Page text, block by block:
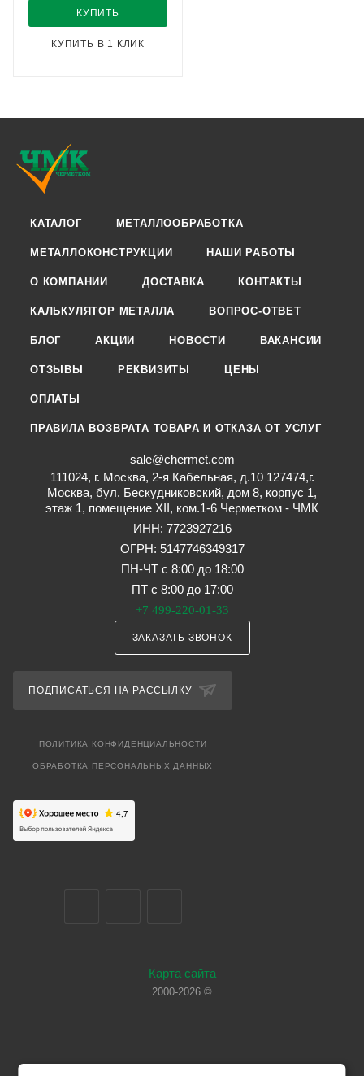
КУПИТЬ
КУПИТЬ В 1 КЛИК
КАТАЛОГ МЕТАЛЛООБРАБОТКА
МЕТАЛЛОКОНСТРУКЦИИ НАШИ РАБОТЫ
О КОМПАНИИ ДОСТАВКА КОНТАКТЫ
КАЛЬКУЛЯТОР МЕТАЛЛА ВОПРОС-ОТВЕТ
БЛОГ АКЦИИ НОВОСТИ ВАКАНСИИ
ОТЗЫВЫ РЕКВИЗИТЫ ЦЕНЫ
ОПЛАТЫ
ПРАВИЛА ВОЗВРАТА ТОВАРА И ОТКАЗА ОТ УСЛУГ
sale@chermet.com
111024, г. Москва, 2-я Кабельная, д.10 127474,г.
Москва, бул. Бескудниковский, дом 8, корпус 1,
этаж 1, помещение XII, ком.1-6 Черметком - ЧМК
ИНН: 7723927216
ОГРН: 5147746349317
ПН-ЧТ с 8:00 до 18:00
ПТ с 8:00 до 17:00
+7 499-220-01-33
ЗАКАЗАТЬ ЗВОНОК
ПОДПИСАТЬСЯ НА РАССЫЛКУ
ПОЛИТИКА КОНФИДЕНЦИАЛЬНОСТИ
ОБРАБОТКА ПЕРСОНАЛЬНЫХ ДАННЫХ
Карта сайта
2000-2026 ©